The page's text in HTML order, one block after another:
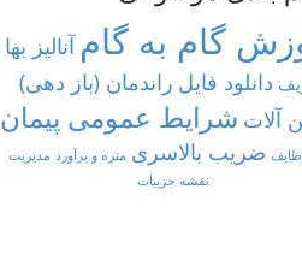
گام به گام آنالیز بها
دانلود فایل راندمان (باز دهی)
آلات شرایط عمومی پیمان
ضریب بالاسری متره و برآورد مدیریت
نقشه جزییات